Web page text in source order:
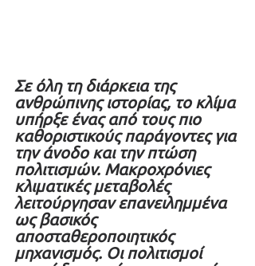
Σε όλη τη διάρκεια της
ανθρώπινης ιστορίας, το κλίμα
υπήρξε ένας από τους πιο
καθοριστικούς παράγοντες για
την άνοδο και την πτώση
πολιτισμών. Mακροχρόνιες
κλιματικές μεταβολές
λειτούργησαν επανειλημμένα
ως βασικός
αποσταθεροποιητικός
μηχανισμός. Οι πολιτισμοί